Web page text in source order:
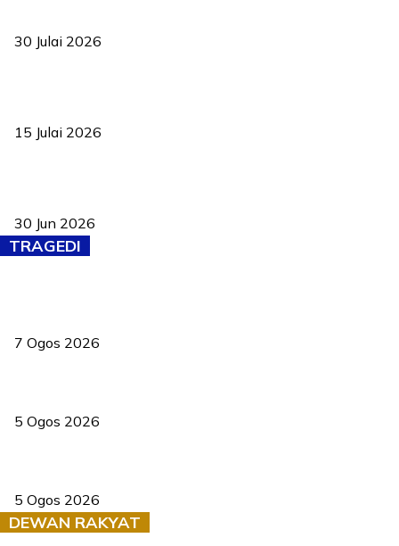
30 Julai 2026
15 Julai 2026
30 Jun 2026
TRAGEDI
7 Ogos 2026
5 Ogos 2026
5 Ogos 2026
DEWAN RAKYAT